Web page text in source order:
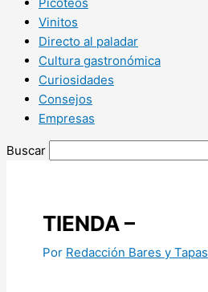
Vinitos
Directo al paladar
Cultura gastronómica
Curiosidades
Consejos
Empresas
Buscar
TIENDA –
Por Redacción Bares y Tapas